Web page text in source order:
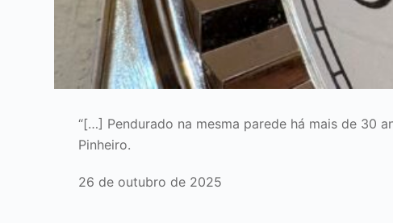
“[…] Pendurado na mesma parede há mais de 30
Pinheiro.
26 de outubro de 2025